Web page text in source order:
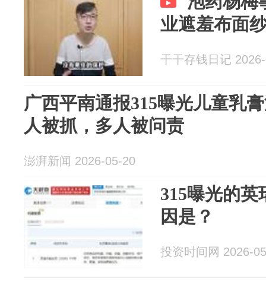
业遮羞布面
干干存钱日记
广西平南通报315曝光儿童乳
人被抓，多人被问责
澎湃新闻 2026-05-20
315曝光的英
因是？
投资时间网 2026-